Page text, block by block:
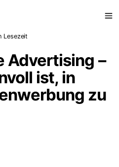
Lesezeit
Advertising –
ist, in
zu